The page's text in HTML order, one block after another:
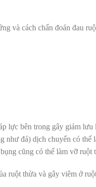
và cách chẩn đoán đau
lực bên trong gây giảm
đá) dịch chuyển có
cũng có thể làm vỡ ruột
ruột thừa và gây viêm ở